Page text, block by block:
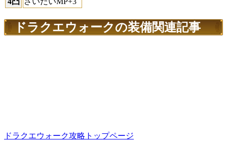
ドラクエウォークの装備関連記事
ドラクエウォーク攻略トップページ